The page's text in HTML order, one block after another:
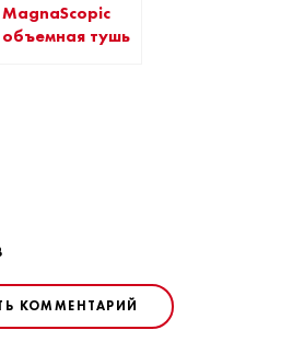
MagnaScopic
объемная тушь
КОММЕНТАРИЙ